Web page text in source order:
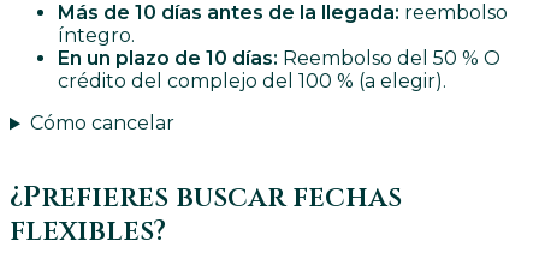
Más de 10 días antes de la llegada: reembolso
íntegro.
En un plazo de 10 días: Reembolso del 50 % O
crédito del complejo del 100 % (a elegir).
Cómo cancelar
¿Prefieres buscar fechas
flexibles?